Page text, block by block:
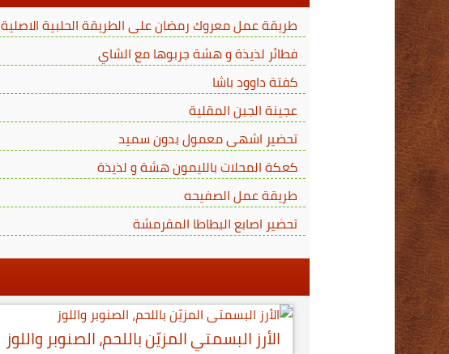
طريقة عمل معروك رمضان على الطريقة الحلبية الاصلية
فطائر لذيذة و هشة جربوها مع الشاي
كفتة داوود باشا
عجينة الجبن المقلية
تحضير اشهى معمول بدون سميد
كعكة المحلات بالليمون هشة و لذيذة
طريقة عمل الصفيحه
تحضير اصابع البطاطا المقرمشة
الأرز البسمتي المزيّن باللحم، الصنوبر واللوز